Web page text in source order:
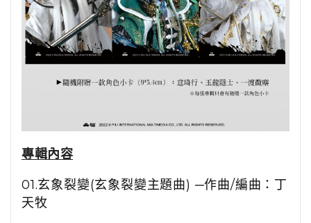
專輯內容
01.玄象裂變(玄象裂變主題曲) ─作曲/編曲：丁
天牧